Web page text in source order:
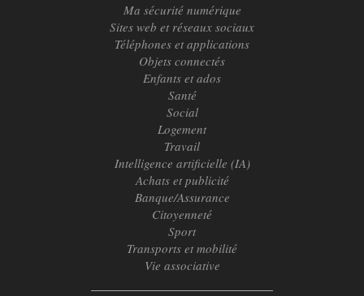
Ma sécurité numérique
Sites web et réseaux sociaux
Téléphones et applications
Objets connectés
Enfants et ados
Santé
Social
Logement
Travail
Intelligence artificielle (IA)
Achats et publicité
Banque/Assurance
Citoyenneté
Sport
Transports et mobilité
Vie associative